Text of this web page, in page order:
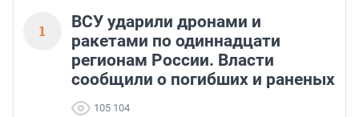
1
ВСУ ударили дронами и
ракетами по одиннадцати
регионам России. Власти
сообщили о погибших и раненых
105 104